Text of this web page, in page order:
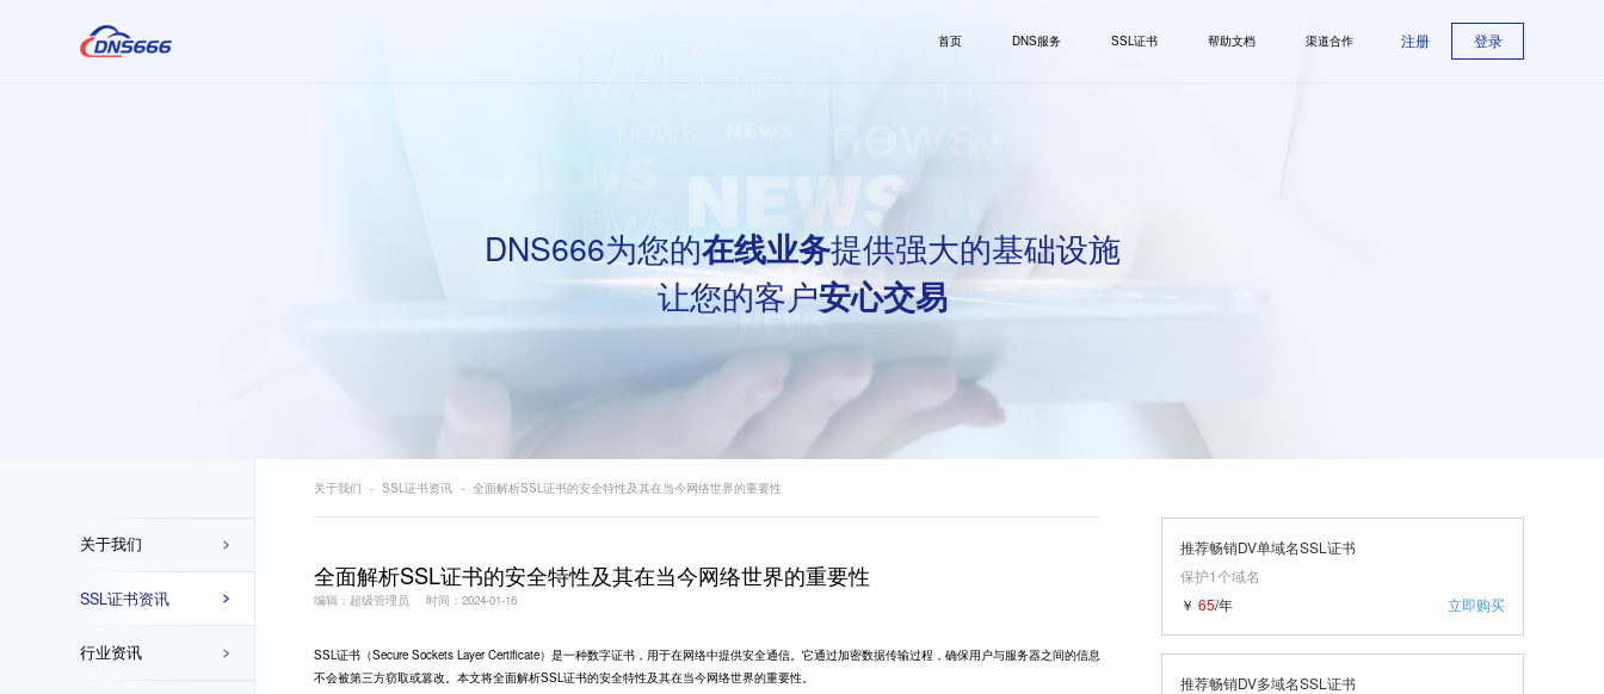
首页 DNS服务 SSL证书 帮助文档 渠道合作 注册 登录
DNS666为您的在线业务提供强大的基础设施
让您的客户安心交易
关于我们
SSL证书资讯
行业资讯
关于我们 SSL证书资讯 全面解析SSL证书的安全特性及其在当今网络世界的重要性
全面解析SSL证书的安全特性及其在当今网络世界的重要性
编辑：超级管理员 时间：2024-01-16
SSL证书 （Secure Sockets Layer Certificate）是一种数字证书，用于在网络中提供安全通信。它通过加密数据传输过程，确保用户与服务器之间的信息
不会被第三方窃取或篡改。本文将全面解析SSL证书的安全特性及其在当今网络世界的重要性。
推荐畅销DV单域名SSL证书
保护1个域名
立即购买
￥ 65/年
推荐畅销DV多域名SSL证书